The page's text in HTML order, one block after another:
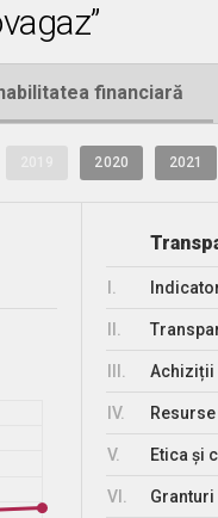
financiară
2020 2021
Achiziții
IV.
V. Etica și
VI.